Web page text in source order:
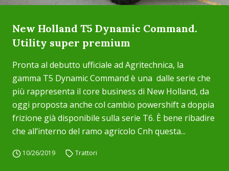
New Holland T5 Dynamic Command.
Utility super premium
Pronta al debutto ufficiale ad Agritechnica, la
gamma T5 Dynamic Command è una dalle serie che
più rappresenta il core business di New Holland, da
oggi proposta anche col cambio powershift a doppia
frizione già disponibile sulla serie T6. È bene ribadire
che all’interno del ramo agricolo Cnh questa...
10/26/2019 Trattori